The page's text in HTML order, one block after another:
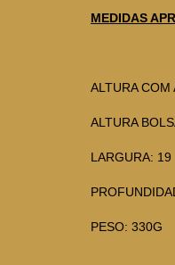
MEDIDAS
ALTURA COM
ALTURA
LARGURA: 19
PESO: 330G